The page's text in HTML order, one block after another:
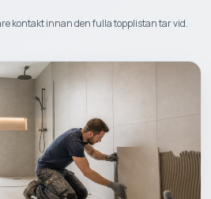
kontakt innan den fulla topplistan tar vid.